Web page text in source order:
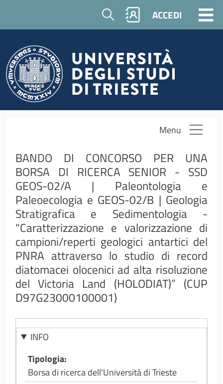
Salta al contenuto principale
Cerca ACCEDI
Menu
BANDO DI CONCORSO PER UNA
BORSA DI RICERCA SENIOR - SSD
GEOS-02/A | Paleontologia e
Paleoecologia e GEOS-02/B | Geologia
Stratigrafica e Sedimentologia -
"Caratterizzazione e valorizzazione di
campioni/reperti geologici antartici del
PNRA attraverso lo studio di record
diatomacei olocenici ad alta risoluzione
del Victoria Land (HOLODIAT)” (CUP
D97G23000100001)
INFO
Tipologia
Borsa di ricerca dell'Università di Trieste